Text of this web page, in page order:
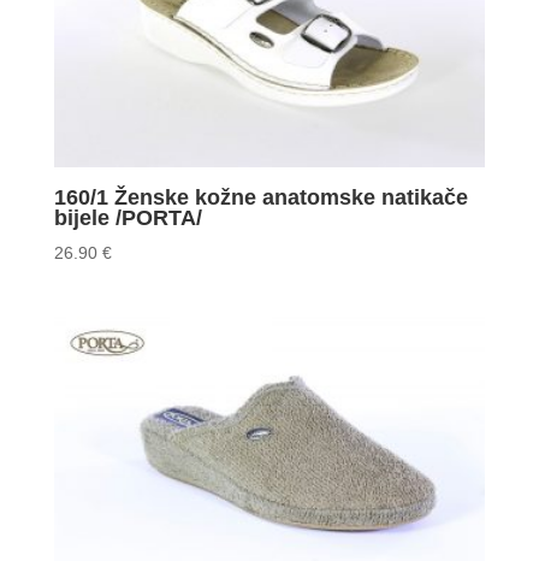
160/1 Ženske kožne anatomske natikače
bijele /PORTA/
26.90 €